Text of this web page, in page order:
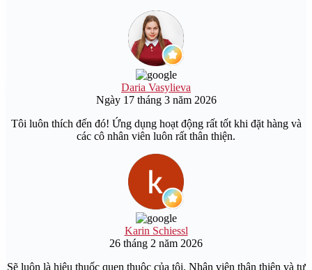
Daria Vasylieva
Ngày 17 tháng 3 năm 2026
Tôi luôn thích đến đó! Ứng dụng hoạt động rất tốt khi đặt hàng và
các cô nhân viên luôn rất thân thiện.
Karin Schiessl
26 tháng 2 năm 2026
Sẽ luôn là hiệu thuốc quen thuộc của tôi. Nhân viên thân thiện và tư